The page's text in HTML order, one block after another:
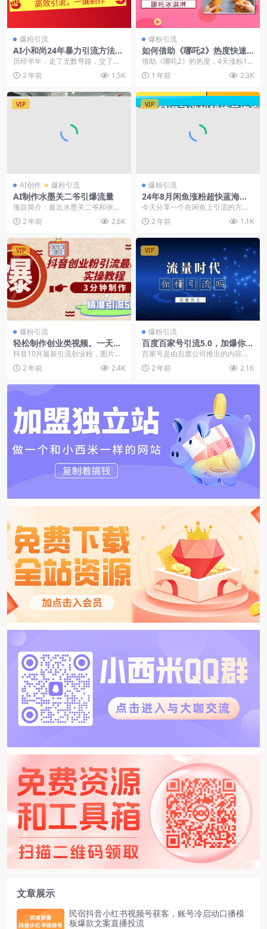
爆粉引流
AI小和尚24年暴力引流方法，
单日300+高质量创业粉，高效
历经半年，走了无数弯路，交了无
数学费。终于给兄弟们把这个方法
测试出来了 本次课程...
2 年前 1.5K
爆粉引流
如何借助《哪吒2》热度快速
涨粉：用DeepSeek和Vidu制
文档教程】
借助《哪吒2》的热度，4天涨粉1.2
w，条条爆款，这是怎么做到的
呢？今天就来揭秘...
1 年前 2.3K
VIP
AI创作 爆粉引流
AI制作水墨关二爷引爆流量
项目简介：最近水墨关二爷和张
飞，在发颠文学赛道上简直太火爆
有的账号8篇原创图片，...
2 年前 2.6K
VIP
爆粉引流
24年8月闲鱼涨粉超快蓝海方
法！日稳引300+创业粉，日五
位数变现，轻松伪原创
今天分享一个在闲鱼上引流的方
法，你知道吗？有些团队居然要收
费上千块的创业粉引流方...
2 年前 1.1K
VIP
爆粉引流
轻松制作创业类视频。一天被
动加精准创业粉500+（附素
材）
抖音10月最新引流创业粉，图片
+音频+数字人=视频，轻松制作创
业类视频，一天轻松...
2 年前 2.4K
VIP
爆粉引流
百度百家号引流5.0，加爆你的
微信
百家号是由百度公司推出的内容创
作平台，旨在为创作者提供一个展
示才华和获得收益的机...
2 年前 2.1K
文章展示
民宿抖音小红书视频号获客，账号冷启动口播模
板爆款文案直播投流